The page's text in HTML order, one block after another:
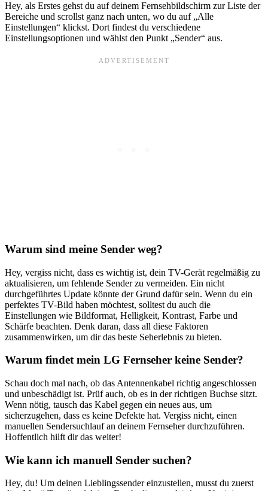
Hey, als Erstes gehst du auf deinem Fernsehbildschirm zur Liste der
Bereiche und scrollst ganz nach unten, wo du auf „Alle
Einstellungen“ klickst. Dort findest du verschiedene
Einstellungsoptionen und wählst den Punkt „Sender“ aus.
Warum sind meine Sender weg?
Hey, vergiss nicht, dass es wichtig ist, dein TV-Gerät regelmäßig zu
aktualisieren, um fehlende Sender zu vermeiden. Ein nicht
durchgeführtes Update könnte der Grund dafür sein. Wenn du ein
perfektes TV-Bild haben möchtest, solltest du auch die
Einstellungen wie Bildformat, Helligkeit, Kontrast, Farbe und
Schärfe beachten. Denk daran, dass all diese Faktoren
zusammenwirken, um dir das beste Seherlebnis zu bieten.
Warum findet mein LG Fernseher keine Sender?
Schau doch mal nach, ob das Antennenkabel richtig angeschlossen
und unbeschädigt ist. Prüf auch, ob es in der richtigen Buchse sitzt.
Wenn nötig, tausch das Kabel gegen ein neues aus, um
sicherzugehen, dass es keine Defekte hat. Vergiss nicht, einen
manuellen Sendersuchlauf an deinem Fernseher durchzuführen.
Hoffentlich hilft dir das weiter!
Wie kann ich manuell Sender suchen?
Hey, du! Um deinen Lieblingssender einzustellen, musst du zuerst